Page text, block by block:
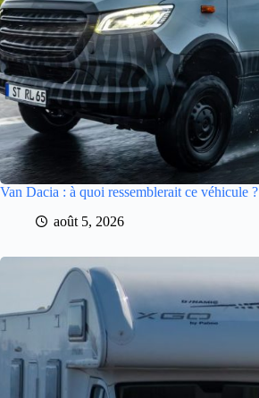
Van Dacia : à quoi ressemblerait ce véhicule ?
août 5, 2026